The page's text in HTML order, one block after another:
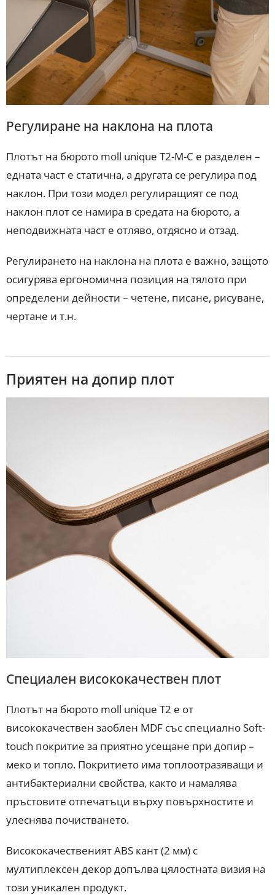
Регулиране на наклона на плота
Плотът на бюрото moll unique T2-M-C е разделен –
едната част е статична, а другата се регулира под
наклон. При този модел регулиращият се под
наклон плот се намира в средата на бюрото, а
неподвижната част е отляво, отдясно и отзад.
Регулирането на наклона на плота е важно, защото
осигурява ергономична позиция на тялото при
определени дейности – четене, писане, рисуване,
чертане и т.н.
Приятен на допир плот
Специален висококачествен плот
Плотът на бюрото moll unique T2 е от
висококачествен заоблен MDF със специално Soft-
touch покритие за приятно усещане при допир –
меко и топло. Покритието има топлоотразяващи и
антибактериални свойства, както и намалява
пръстовите отпечатъци върху повърхностите и
улеснява почистването.
Висококачественият ABS кант (2 мм) с
мултиплексен декор допълва цялостната визия на
този уникален продукт.